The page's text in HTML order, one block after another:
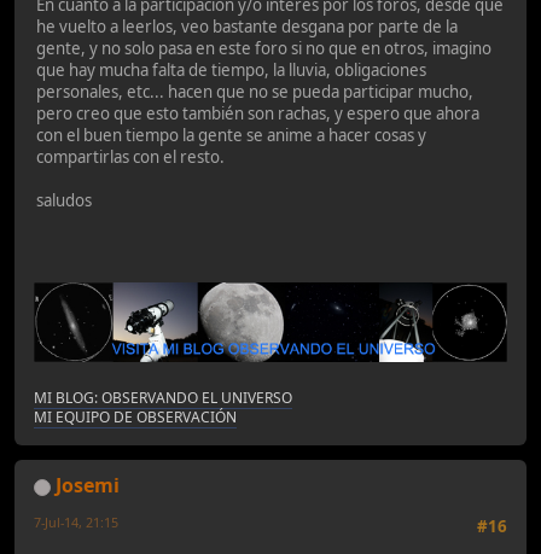
he vuelto a leerlos, veo bastante desgana por parte de la
gente, y no solo pasa en este foro si no que en otros, imagino
que hay mucha falta de tiempo, la lluvia, obligaciones
personales, etc... hacen que no se pueda participar mucho,
pero creo que esto también son rachas, y espero que ahora
con el buen tiempo la gente se anime a hacer cosas y
compartirlas con el resto.
saludos
MI BLOG: OBSERVANDO EL UNIVERSO
MI EQUIPO DE OBSERVACIÓN
Josemi
#16
7-Jul-14, 21:15